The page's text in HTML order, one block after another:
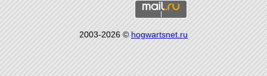
2003-2026 ©hogwartsnet.ru